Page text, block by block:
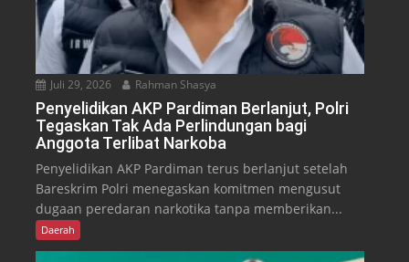
Juli 29, 2026 Rahman Shasya
Penyelidikan AKP Pardiman Berlanjut, Polri
Tegaskan Tak Ada Perlindungan bagi
Anggota Terlibat Narkoba
Penyelidikan AKP Pardiman terus berlanjut setelah
Bareskrim Polri menegaskan komitmen mengusut
dugaan peredaran narkotika tanpa memberikan...
Daerah